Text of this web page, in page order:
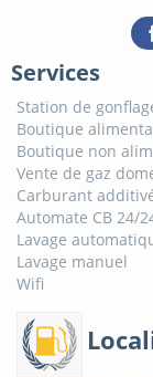
Services
Station de
Boutique
Boutique non
Vente de gaz
Carburant
Automate CB 24/
Lavage
Lavage manuel
Wifi